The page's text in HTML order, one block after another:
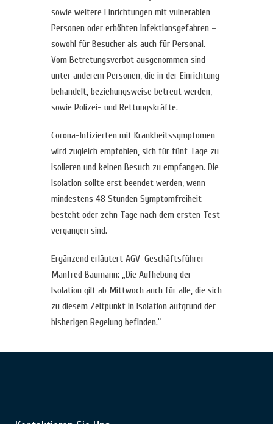
sowie weitere Einrichtungen mit vulnerablen
Personen oder erhöhten Infektionsgefahren –
sowohl für Besucher als auch für Personal.
Vom Betretungsverbot ausgenommen sind
unter anderem Personen, die in der Einrichtung
behandelt, beziehungsweise betreut werden,
sowie Polizei- und Rettungskräfte.
Corona-Infizierten mit Krankheitssymptomen
wird zugleich empfohlen, sich für fünf Tage zu
isolieren und keinen Besuch zu empfangen. Die
Isolation sollte erst beendet werden, wenn
mindestens 48 Stunden Symptomfreiheit
besteht oder zehn Tage nach dem ersten Test
vergangen sind.
Ergänzend erläutert AGV-Geschäftsführer
Manfred Baumann: „Die Aufhebung der
Isolation gilt ab Mittwoch auch für alle, die sich
zu diesem Zeitpunkt in Isolation aufgrund der
bisherigen Regelung befinden.“